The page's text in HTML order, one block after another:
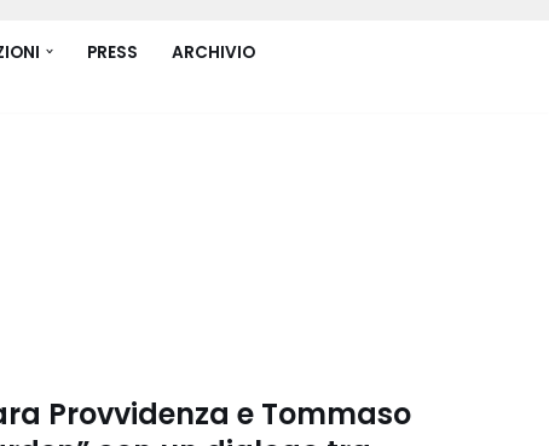
PRESS
ARCHIVIO
Provvidenza e Tommaso